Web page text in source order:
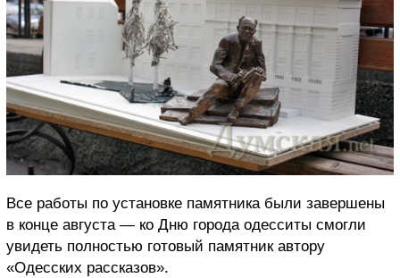
Все работы по установке памятника были завершены
в конце августа — ко Дню города одесситы смогли
увидеть полностью готовый памятник автору
«Одесских рассказов».